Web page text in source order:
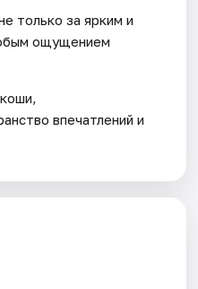
только за ярким и
ощущением
впечатлений и